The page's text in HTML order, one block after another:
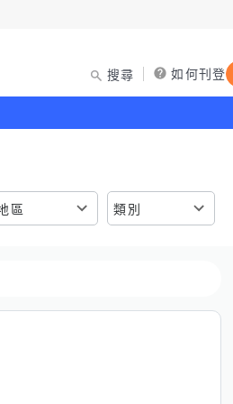
搜尋 如何刊登
區 類別